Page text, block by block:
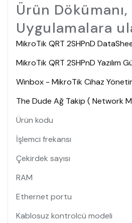
Ürün
Uygulamalara
MikroTik QRT 2SHPnD
MikroTik QRT 2SHPnD Yazılım
Winbox - MikroTik Cihaz
The Dude Ağ Takip ( Network
Ürün kodu
İşlemci frekansı
Çekirdek sayısı
RAM
Ethernet portu
Kablosuz kontrolcü modeli